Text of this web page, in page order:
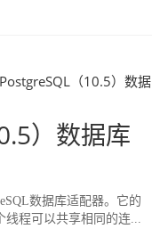
PostgreSQL（10.5）数据
）数据库
数据库适配器。它的
线程可以共享相同的连...